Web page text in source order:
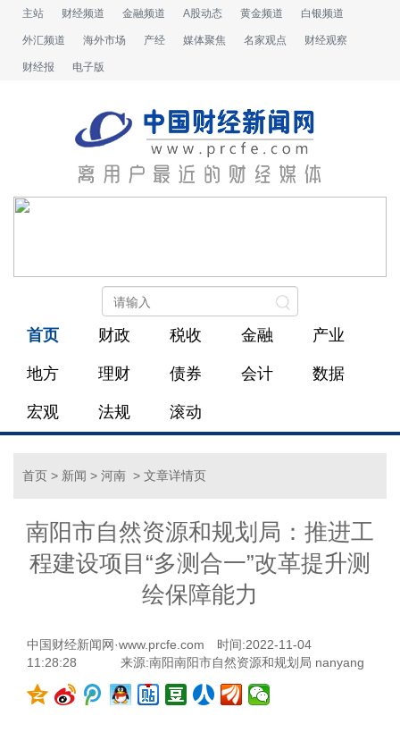
主站 财经频道 金融频道 A股动态 黄金频道 白银频道
外汇频道 海外市场 产经 媒体聚焦 名家观点 财经观察
财经报 电子版
首页 财政 税收 金融 产业
地方 理财 债券 会计 数据
宏观 法规 滚动
首页 > 新闻 > 河南 > 文章详情页
南阳市自然资源和规划局：推进工
程建设项目“多测合一”改革提升测
绘保障能力
中国财经新闻网·www.prcfe.com
时间:2022-11-04
11:28:28
来源:南阳南阳市自然资源和规划局 nanyang